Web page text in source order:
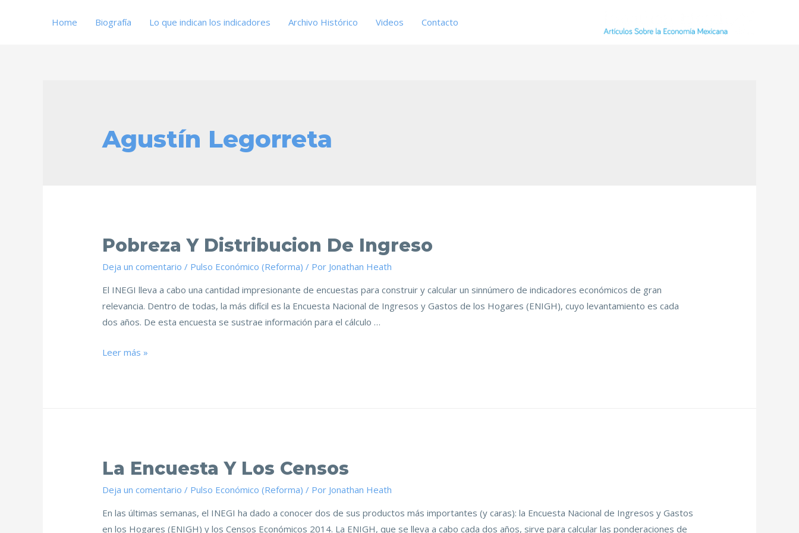
Home Biografía Lo que indican los indicadores Archivo Histórico Videos Contacto
Agustín Legorreta
Pobreza Y Distribucion De Ingreso
Deja un comentario / Pulso Económico (Reforma) / Por Jonathan Heath
El INEGI lleva a cabo una cantidad impresionante de encuestas para construir y calcular un sinnúmero de indicadores económicos de gran
relevancia. Dentro de todas, la más difícil es la Encuesta Nacional de Ingresos y Gastos de los Hogares (ENIGH), cuyo levantamiento es cada
dos años. De esta encuesta se sustrae información para el cálculo …
Leer más »
La Encuesta Y Los Censos
Deja un comentario / Pulso Económico (Reforma) / Por Jonathan Heath
En las últimas semanas, el INEGI ha dado a conocer dos de sus productos más importantes (y caras): la Encuesta Nacional de Ingresos y Gastos
en los Hogares (ENIGH) y los Censos Económicos 2014. La ENIGH, que se lleva a cabo cada dos años, sirve para calcular las ponderaciones de